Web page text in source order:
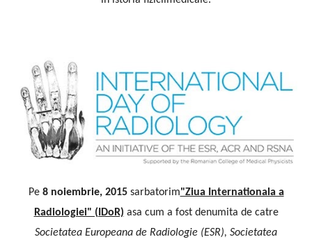
Pe 8 noiembrie, 2015sarbatorim"Ziua Internationala a
Radiologiei" (IDoR) asa cum a fost denumita de catre
Societatea Europeana de Radiologie (ESR), Societatea